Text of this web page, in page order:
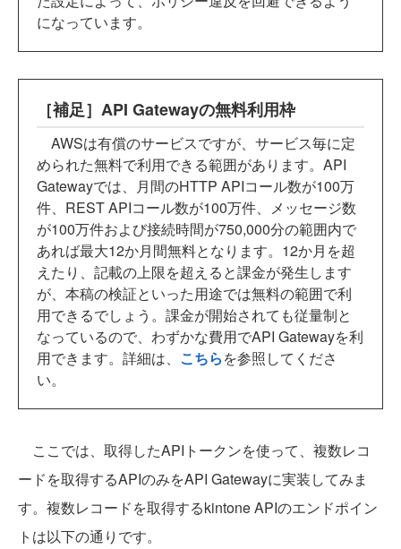
になっています。
［補足］API Gatewayの無料利用枠
AWSは有償のサービスですが、サービス毎に定
められた無料で利用できる範囲があります。API
Gatewayでは、月間のHTTP APIコール数が100万
件、REST APIコール数が100万件、メッセージ数
が100万件および接続時間が750,000分の範囲内で
あれば最大12か月間無料となります。12か月を超
えたり、記載の上限を超えると課金が発生します
が、本稿の検証といった用途では無料の範囲で利
用できるでしょう。課金が開始されても従量制と
なっているので、わずかな費用でAPI Gatewayを利
用できます。詳細は、 こちらを参照してくださ
い。
ここでは、取得したAPIトークンを使って、複数レコ
ードを取得するAPIのみをAPI Gatewayに実装してみま
す。複数レコードを取得するkintone APIのエンドポイン
トは以下の通りです。